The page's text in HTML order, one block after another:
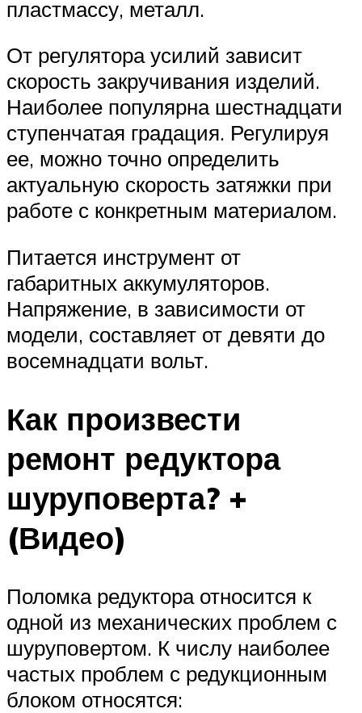
пластмассу, металл.
От регулятора усилий зависит
скорость закручивания изделий.
Наиболее популярна шестнадцати
ступенчатая градация. Регулируя
ее, можно точно определить
актуальную скорость затяжки при
работе с конкретным материалом.
Питается инструмент от
габаритных аккумуляторов.
Напряжение, в зависимости от
модели, составляет от девяти до
восемнадцати вольт.
Как произвести
ремонт редуктора
шуруповерта? +
(Видео)
Поломка редуктора относится к
одной из механических проблем с
шуруповертом. К числу наиболее
частых проблем с редукционным
блоком относятся: